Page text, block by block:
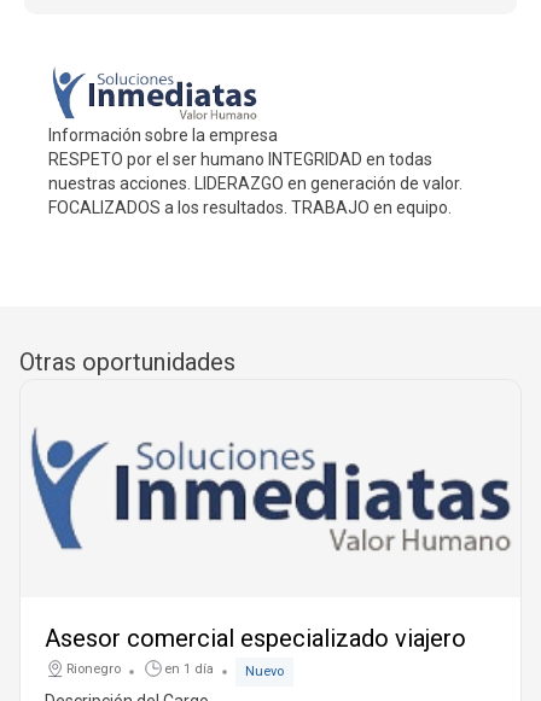
Información sobre la empresa
RESPETO por el ser humano INTEGRIDAD en todas
nuestras acciones. LIDERAZGO en generación de valor.
FOCALIZADOS a los resultados. TRABAJO en equipo.
Otras oportunidades
Asesor comercial especializado viajero
Rionegro en 1 día Nuevo